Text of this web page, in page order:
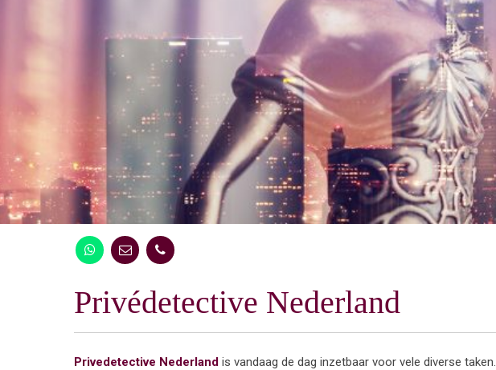
Privédetective Nederland
Privedetective Nederland is vandaag de dag inzetbaar voor vele diverse